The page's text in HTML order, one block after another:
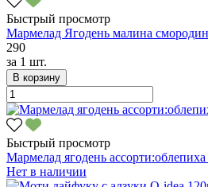
Быстрый просмотр
Мармелад Ягодень малина
290
за 1 шт.
В корзину
Быстрый просмотр
Мармелад ягодень
Нет в наличии